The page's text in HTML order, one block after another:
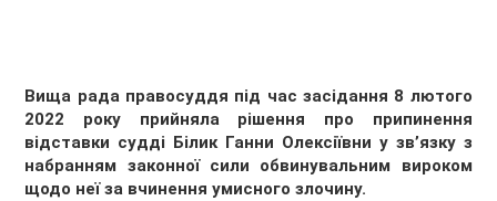
Вища рада правосуддя під час засідання 8 лютого
2022 року прийняла рішення про припинення
відставки судді Білик Ганни Олексіївни у зв’язку з
набранням законної сили обвинувальним вироком
щодо неї за вчинення умисного злочину.